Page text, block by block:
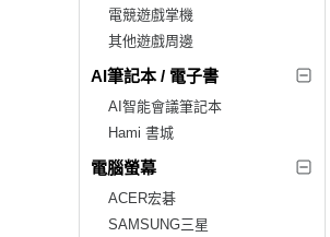
電競遊戲掌機
其他遊戲周邊
AI筆記本 / 電子書
AI智能會議筆記本
Hami 書城
電腦螢幕
ACER宏碁
SAMSUNG三星